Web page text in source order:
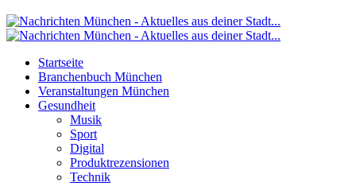
Startseite
Branchenbuch München
Veranstaltungen München
Gesundheit
Musik
Sport
Digital
Produktrezensionen
Technik